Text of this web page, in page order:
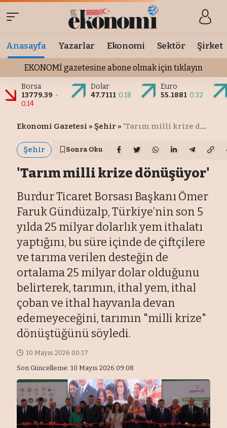
Anasayfa Yazarlar Ekonomi Sektör Şirket
EKONOMİ gazetesine abone olmak için tıklayın
Borsa
13779.39 -
0.14
Dolar
47.7111 0.18
Euro
55.1881 0.32
Ekonomi Gazetesi » Şehir » 'Tarım milli krize dönüşüyor'
Şehir Sonra Oku
'Tarım milli krize dönüşüyor'
Burdur Ticaret Borsası Başkanı Ömer
Faruk Gündüzalp, Türkiye’nin son 5
yılda 25 milyar dolarlık yem ithalatı
yaptığını, bu süre içinde de çiftçilere
ve tarıma verilen desteğin de
ortalama 25 milyar dolar olduğunu
belirterek, tarımın, ithal yem, ithal
çoban ve ithal hayvanla devan
edemeyeceğini, tarımın "milli krize"
dönüştüğünü söyledi.
Son Güncelleme: 10 Mayıs 2026 09:08
10 Mayıs 2026 00:17